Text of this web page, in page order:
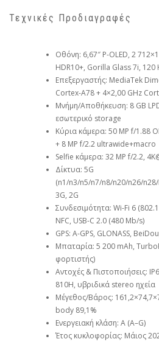
Τεχνικές Προδιαγραφές
Οθόνη: 6,67″ P-OLED, 2
HDR10+, Gorilla Glass 7i, 120
Επεξεργαστής: MediaTek
Cortex-A78 + 4×2,00 GHz
Μνήμη/Αποθήκευση: 8 GB
εσωτερικό storage
Κύρια κάμερα: 50 MP f/1.88
+ 8 MP f/2.2 ultrawide+macro
Selfie κάμερα: 32 MP f/2.2,
Δίκτυα: 5G
(n1/n3/n5/n7/n8/n20/n26/
3G, 2G
Συνδεσιμότητα: Wi-Fi 6
NFC, USB-C 2.0 (480 Mb/s)
GPS: A-GPS, GLONASS,
Μπαταρία: 5 200 mAh,
φορτιστής)
Αντοχές & Πιστοποιήσεις:
810H, υβριδικά stereo ηχεία
Μέγεθος/Βάρος:
body 89,1%
Ενεργειακή κλάση: A (A–G)
Έτος κυκλοφορίας: Μάιος